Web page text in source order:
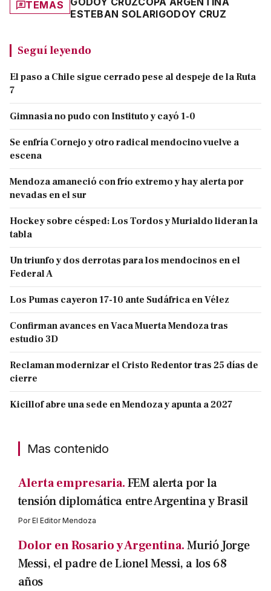
TEMAS
ESTEBAN SOLARIGODOY CRUZ
Seguí leyendo
El paso a Chile sigue cerrado pese al despeje de la Ruta
7
Gimnasia no pudo con Instituto y cayó 1-0
Se enfría Cornejo y otro radical mendocino vuelve a
escena
Mendoza amaneció con frío extremo y hay alerta por
nevadas en el sur
Hockey sobre césped: Los Tordos y Murialdo lideran la
tabla
Un triunfo y dos derrotas para los mendocinos en el
Federal A
Los Pumas cayeron 17-10 ante Sudáfrica en Vélez
Confirman avances en Vaca Muerta Mendoza tras
estudio 3D
Reclaman modernizar el Cristo Redentor tras 25 días de
cierre
Kicillof abre una sede en Mendoza y apunta a 2027
Mas contenido
Alerta empresaria.FEM alerta por la
tensión diplomática entre Argentina y Brasil
PorEl Editor Mendoza
Dolor en Rosario y Argentina.Murió Jorge
Messi, el padre de Lionel Messi, a los 68
años